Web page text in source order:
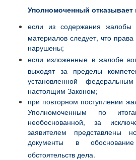
Уполномоченный
если из содержания
материалов следует, что
нарушены;
если изложенные в жалобе
выходят за пределы
установленной
настоящим Законом;
при повторном поступлении
Уполномоченным по
необоснованной, за
заявителем
документы в
обстоятельств дела.